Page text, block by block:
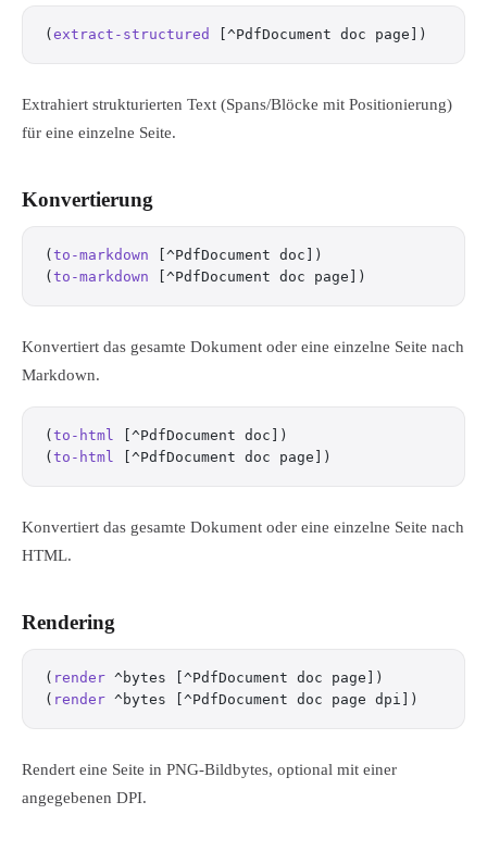
( extract-structured [^PdfDocument doc page])
Extrahiert strukturierten Text (Spans/Blöcke mit Positionierung)
für eine einzelne Seite.
Konvertierung
( to-markdown [^PdfDocument doc])
( to-markdown [^PdfDocument doc page])
Konvertiert das gesamte Dokument oder eine einzelne Seite nach
Markdown.
( to-html [^PdfDocument doc])
( to-html [^PdfDocument doc page])
Konvertiert das gesamte Dokument oder eine einzelne Seite nach
HTML.
Rendering
( render ^bytes [^PdfDocument doc page])
( render ^bytes [^PdfDocument doc page dpi])
Rendert eine Seite in PNG-Bildbytes, optional mit einer
angegebenen DPI.